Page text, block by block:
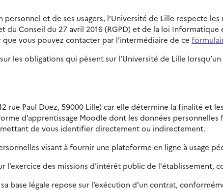
et de ses usagers, l’Université de Lille respecte
Conseil du 27 avril 2016 (RGPD) et de la loi
que vous pouvez contacter par l’intermédiaire de ce
les obligations qui pèsent sur l’Université de Lille
rue Paul Duez, 59000 Lille) car elle détermine la finalité et
d’apprentissage Moodle dont les données
de vous identifier directement ou indirectement.
visant à fournir une plateforme en ligne à usage
des missions d'intérêt public de l'établissement,
légale repose sur l’exécution d’un contrat,